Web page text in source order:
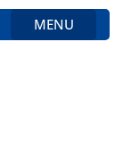
MENU